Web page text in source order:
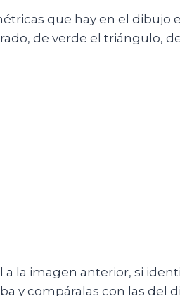
que hay en el dibujo
de verde el triángulo,
la imagen anterior, si
y compáralas con las del